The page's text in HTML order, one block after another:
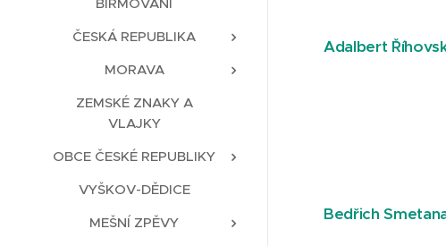
ČESKÁ REPUBLIKA
MORAVA
ZEMSKÉ ZNAKY A
VLAJKY
OBCE ČESKÉ REPUBLIKY
VYŠKOV-DĚDICE
MEŠNÍ ZPĚVY
Adalbert
Bedřich